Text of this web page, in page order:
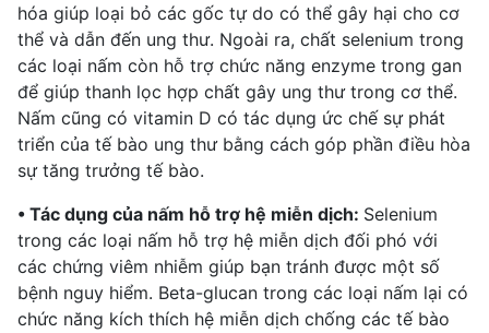
hóa giúp loại bỏ các gốc tự do có thể gây hại cho cơ
thể và dẫn đến ung thư. Ngoài ra, chất selenium trong
các loại nấm còn hỗ trợ chức năng enzyme trong gan
để giúp thanh lọc hợp chất gây ung thưtrong cơ thể.
Nấm cũng có vitamin D có tác dụng ức chế sự phát
triển của tế bào ung thưbằng cách góp phần điều hòa
sự tăng trưởng tế bào.
• Tác dụng của nấm hỗ trợ hệ miễn dịch: Selenium
trong các loại nấm hỗ trợ hệ miễn dịch đối phó với
các chứng viêm nhiễm giúp bạn tránh được một số
bệnh nguy hiểm. Beta-glucan trong các loại nấm lại có
chức năng kích thích hệ miễn dịch chống các tế bào